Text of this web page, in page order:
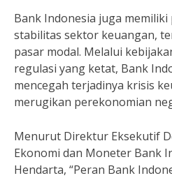
Bank Indonesia juga
stabilitas sektor keuangan,
pasar modal. Melalui
regulasi yang ketat, Bank
mencegah terjadinya krisis
merugikan perekonomian
Menurut Direktur Eksekutif
Ekonomi dan Moneter Bank
Hendarta, “Peran Bank